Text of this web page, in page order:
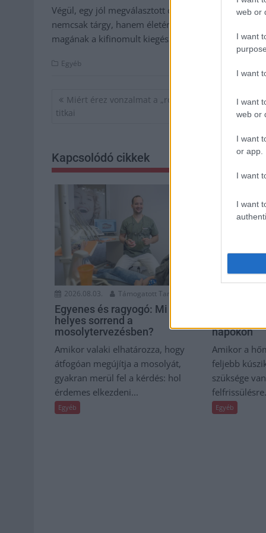
web or
I want
I want
I want
web or
I want
or app.
I want
I want
Végül, egy jól megválasztott cigarettatárca –
nemcsak tárgy, hanem életérzés. Praktikuma és
magának a kifinomult kiegészítők sorában.
Egyéb
Bejegyzés
navigáció
Miért érez vonzalmat a „rossz” iránt? A
titkai
Kapcsolódó cikkek
2026.08.03. Támogatott Tartalom
Egyenes és ragyogó: Mi a
helyes sorrend a
mosolytervezésben?
Amikor valaki elhatározza, hogy
átfogóan megújítja a mosolyát,
gyakran merül fel a kérdés: hol
érdemes elkezdeni...
Egyéb
Nyári
napokon
Amikor a
feljebb
szüksége
Egyéb